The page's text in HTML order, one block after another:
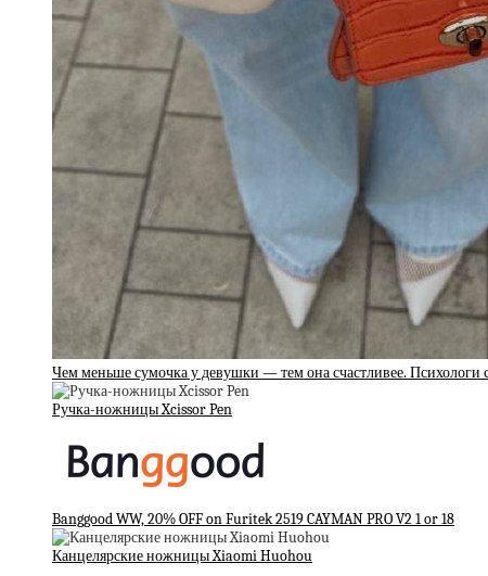
Чем меньше сумочка у девушки — тем она счастливее. Психологи
Ручка-ножницы Xcissor Pen
Banggood WW, 20% OFF on Furitek 2519 CAYMAN PRO V2 1 or 18
Канцелярские ножницы Xiaomi Huohou